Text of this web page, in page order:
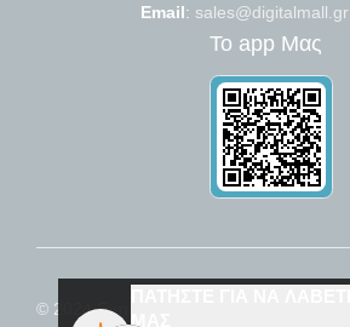
Email: sales@digitalmall.gr
Το app Μας
© 2024Εμπόριο μεταχειρισμένων
ΜΑΣ